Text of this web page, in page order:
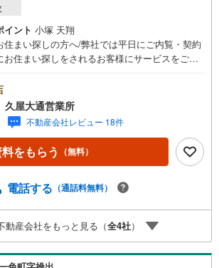
イント 小塚 天翔
住まい探しの方へ/弊社では平日にご内覧・契約
お住まい探しをされるお客様にサービスをご用
”営業しています。事前にご予約頂きましたら営
ご内覧もご対応いたします。＼本物件の他に
件がある方へ/不動産業者間で不動産情報が共
ので、名古屋市全域や、その他隣接エリアで
可能です！ 【ウィル不動産販売 久屋大通営業
鉄東山線「栄」駅7A出口から徒歩1分、名城線
あり◎営業時間 10:00～19:00（定休日無し） 上
下さい！現地を見学される場合は「室内・現地
（無料）」ボタンよりご希望の日時をご記入い
とスムーズにご案内が可能です。
屋大通営業所
不動産会社レビュー 18件
をもらう （無料）
電話する （通話料無料）
動産会社をもっと見る（全4社）